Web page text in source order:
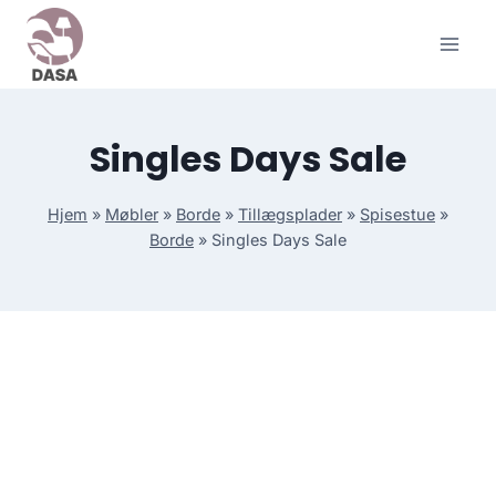
Skip
content
Singles Days Sale
Hjem » Møbler » Borde » Tillægsplader » Spisestue »
Borde » Singles Days Sale